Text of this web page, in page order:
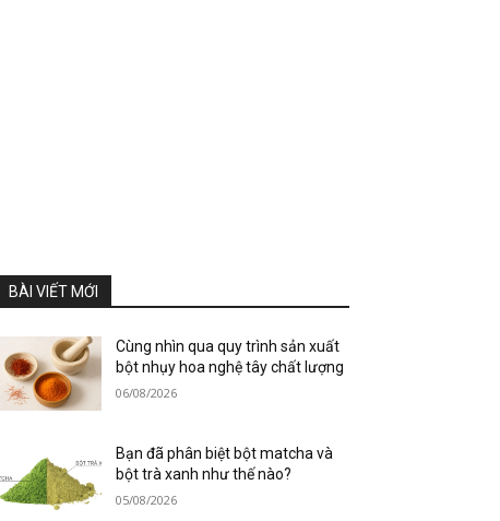
BÀI VIẾT MỚI
Cùng nhìn qua quy trình sản xuất
bột nhụy hoa nghệ tây chất lượng
06/08/2026
Bạn đã phân biệt bột matcha và
bột trà xanh như thế nào?
05/08/2026